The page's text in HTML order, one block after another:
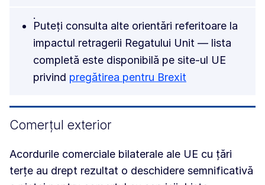
.
Puteți consulta alte orientări referitoare la
impactul retragerii Regatului Unit — lista
completă este disponibilă pe site-ul UE
privind pregătirea pentru Brexit
Comerțul exterior
Acordurile comerciale bilaterale ale UE cu țări
terțe au drept rezultat o deschidere semnificativă